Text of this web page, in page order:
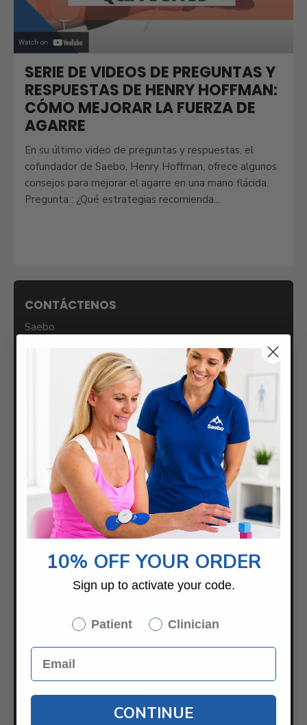
SERIE DE VIDEOS DE PREGUNTAS Y
RESPUESTAS DE HENRY HOFFMAN:
CÓMO MEJORAR LA FUERZA DE
AGARRE
En su último video de preguntas y respuestas, el
cofundador de Saebo, Henry Hoffman, ofrece algunos
consejos para mejorar el agarre en una mano flácida.
Pregunta : ¿Qué estrategias recomienda...
CONTÁCTENOS
Saebo
Charlotte, Carolina del Norte 28208
Centro de ayuda
COMPAÑÍA
Carreras
Socios internacionales
Noticias / Blog
Press Releases
Programas de descuento
10% OFF YOUR ORDER
Sign up to activate your code.
Patient Clinician
CONTINUE